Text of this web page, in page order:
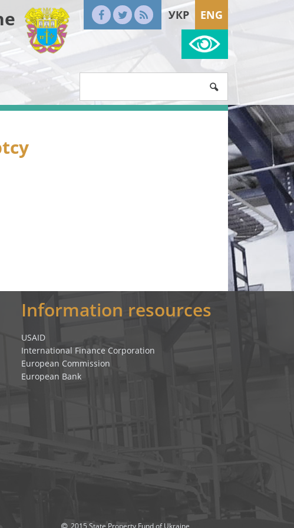
УКР ENG
Information resources
USAID
International Finance Corporation
European Commission
European Bank
2015 State Property Fund of Ukraine